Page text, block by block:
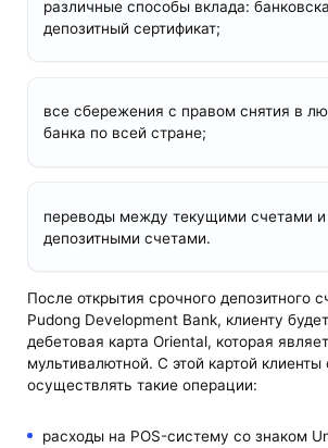
различные способы вклада:
депозитный сертификат;
все сбережения с правом снятия в
банка по всей стране;
переводы между текущими счетами
депозитными счетами.
После открытия срочного депозитного
Pudong Development Bank, клиенту
дебетовая карта Oriental, которая
мультивалютной. С этой картой клиенты
осуществлять такие операции:
расходы на POS-систему со знаком